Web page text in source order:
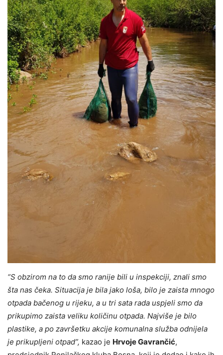
“S obzirom na to da smo ranije bili u inspekciji, znali smo
šta nas čeka. Situacija je bila jako loša, bilo je zaista mnogo
otpada bačenog u rijeku, a u tri sata rada uspjeli smo da
prikupimo zaista veliku količinu otpada. Najviše je bilo
plastike, a po završetku akcije komunalna služba odnijela
je prikupljeni otpad”, kazao je Hrvoje Gavrančić,